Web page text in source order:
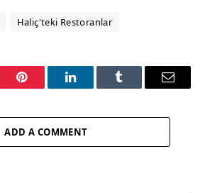
Haliç'teki Restoranlar
Pinterest LinkedInTumblr Email
ADD A COMMENT